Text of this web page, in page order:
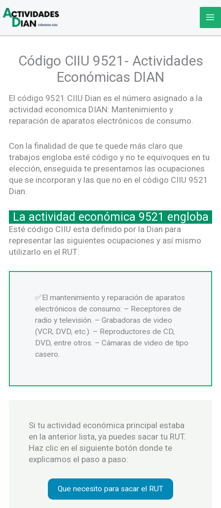
al
contenido
Código CIIU 9521- Actividades
Económicas DIAN
El código 9521 CIIU Dian es el número asignado a la
actividad economica DIAN: Mantenimiento y
reparación de aparatos electrónicos de consumo.
Con la finalidad de que te quede más claro que
trabajos engloba esté código y no te equivoques en tu
elección, enseguida te presentamos las ocupaciones
que se incorporan y las que no en el código CIIU 9521
Dian.
La actividad económica 9521 engloba
Esté código CIIU esta definido por la Dian para
representar las siguientes ocupaciones y así mismo
utilizarlo en el RUT:
El mantenimiento y reparación de aparatos
electrónicos de consumo: – Receptores de
radio y televisión. – Grabadoras de video
(VCR, DVD, etc.). – Reproductores de CD,
DVD, entre otros. – Cámaras de video de tipo
casero.
Si tu actividad económica principal estaba
en la anterior lista, ya puedes sacar tu RUT.
Haz clic en el siguiente botón donde te
explicamos el paso a paso:
Que necesito para sacar el RUT